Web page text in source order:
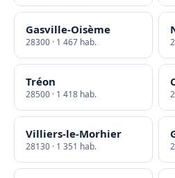
Gasville-Oisème
28300 · 1 467 hab.
Tréon
28500 · 1 418 hab.
Villiers-le-Morhier
28130 · 1 351 hab.